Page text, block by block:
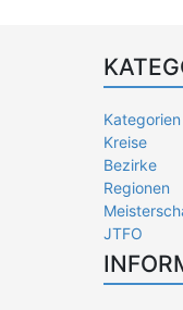
Kategorien
Kreise
Bezirke
Regionen
JTFO